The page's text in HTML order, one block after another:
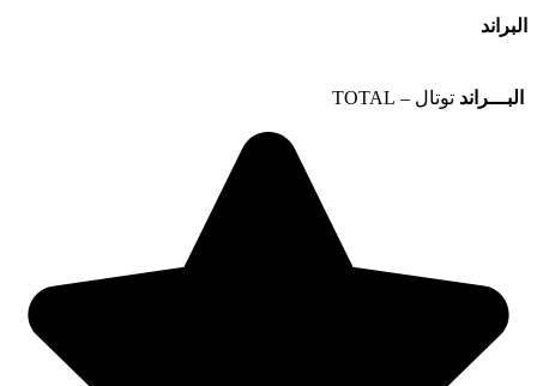
البراند
البـــراند توتال – TOTAL